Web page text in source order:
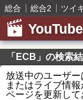
総合 総合2 ツイ
「ECB」の検索
放送中のユーザー
またはライブ情
ページを更新して